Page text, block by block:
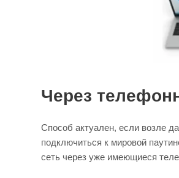
Через
Способ актуален, если возле
подключиться к мировой
сеть через уже имеющиеся